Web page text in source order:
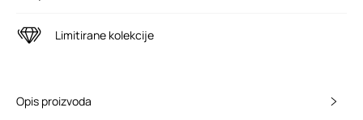
Limitirane kolekcije
Opis proizvoda